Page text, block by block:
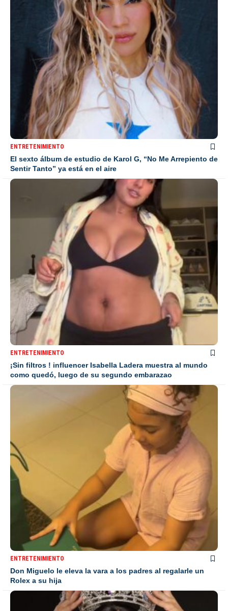
ENTRETENIMIENTO
El sexto álbum de estudio de Karol G, “No Me Arrepiento de
Sentir Tanto” ya está en el aire
ENTRETENIMIENTO
¡Sin filtros ! influencer Isabella Ladera muestra al mundo
como quedó, luego de su segundo embarazao
ENTRETENIMIENTO
Don Miguelo le eleva la vara a los padres al regalarle un
Rolex a su hija